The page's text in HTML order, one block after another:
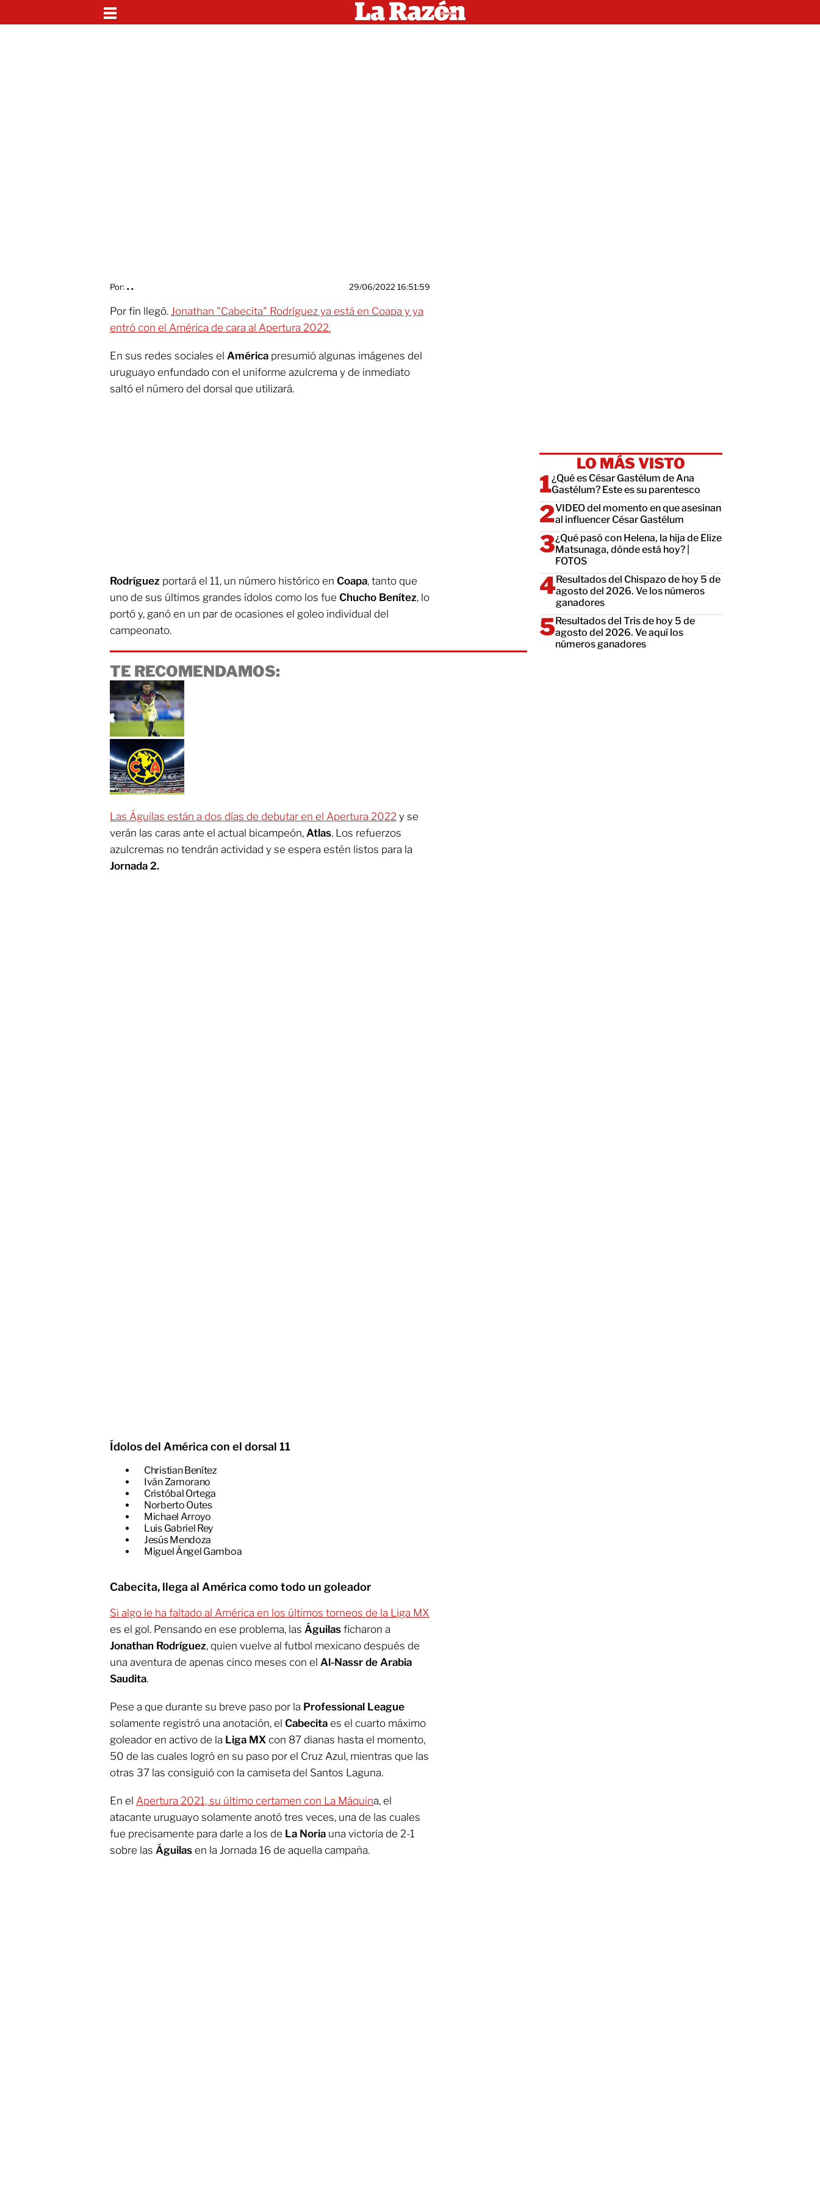
Por: . . 29/06/2022 16:51:59
Por fin llegó. Jonathan "Cabecita" Rodríguez ya está en Coapa y ya
entró con el América de cara al Apertura 2022.
En sus redes sociales el América presumió algunas imágenes del
uruguayo enfundado con el uniforme azulcrema y de inmediato
saltó el número del dorsal que utilizará.
Rodríguez portará el 11, un número histórico en Coapa, tanto que
uno de sus últimos grandes ídolos como los fue Chucho Benítez, lo
portó y, ganó en un par de ocasiones el goleo individual del
campeonato.
TE RECOMENDAMOS:
Las Águilas están a dos días de debutar en el Apertura 2022 y se
verán las caras ante el actual bicampeón, Atlas. Los refuerzos
azulcremas no tendrán actividad y se espera estén listos para la
Jornada 2.
Ídolos del América con el dorsal 11
​Christian Benítez
​Iván Zamorano
​Cristóbal Ortega
​Norberto Outes
​Michael Arroyo
​Luis Gabriel Rey
​Jesús Mendoza
Miguel Ángel Gamboa
Cabecita, llega al América como todo un goleador
Si algo le ha faltado al América en los últimos torneos de la Liga MX
es el gol. Pensando en ese problema, las Águilas ficharon a
Jonathan Rodríguez, quien vuelve al futbol mexicano después de
una aventura de apenas cinco meses con el Al-Nassr de Arabia
Saudita.
Pese a que durante su breve paso por la Professional League
solamente registró una anotación, el Cabecita es el cuarto máximo
goleador en activo de la Liga MX con 87 dianas hasta el momento,
50 de las cuales logró en su paso por el Cruz Azul, mientras que las
otras 37 las consiguió con la camiseta del Santos Laguna.
En el Apertura 2021, su último certamen con La Máquina, el
atacante uruguayo solamente anotó tres veces, una de las cuales
fue precisamente para darle a los de La Noria una victoria de 2-1
sobre las Águilas en la Jornada 16 de aquella campaña.
LO MÁS VISTO
¿Qué es César Gastélum de Ana
Gastélum? Este es su parentesco
VIDEO del momento en que asesinan
al influencer César Gastélum
¿Qué pasó con Helena, la hija de Elize
Matsunaga, dónde está hoy? |
FOTOS
Resultados del Chispazo de hoy 5 de
agosto del 2026. Ve los números
ganadores
Resultados del Tris de hoy 5 de
agosto del 2026. Ve aquí los
números ganadores